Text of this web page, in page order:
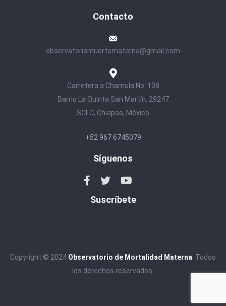
Contacto
observatoriomuertematerna@gmail.com
Carretera a Chamula No. 108
Barrio La Quinta San Martín, 29247
SCLC, Chiapas, México
+52 967 6745079
Síguenos
Suscríbete
Copyright © 2024 Observatorio de Mortalidad Materna . Todos
los derechos reservados.